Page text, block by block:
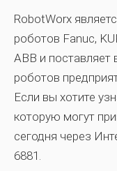
RobotWorx
роботов Fanuc,
ABB и
роботов
Если вы хотите
которую могут
сегодня через
6881.